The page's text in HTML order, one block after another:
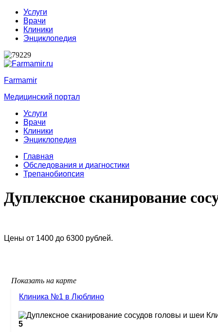
Услуги
Врачи
Клиники
Энциклопедия
Farmamir
Медицинский портал
Услуги
Врачи
Клиники
Энциклопедия
Главная
Обследования и диагностики
Трепанобиопсия
Дуплексное сканирование
Цены от 1400 до 6300 рублей.
Показать на карте
Клиника №1 в Люблино
5